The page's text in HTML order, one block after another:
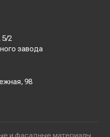
2
завода
98
и фасадные материалы